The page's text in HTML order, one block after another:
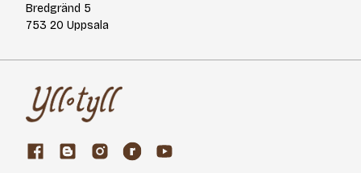
Bredgränd 5
753 20 Uppsala